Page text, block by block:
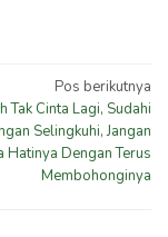
Pos berikutnya
Tak Cinta Lagi, Sudahi
Selingkuhi, Jangan
Hatinya Dengan Terus
Membohonginya